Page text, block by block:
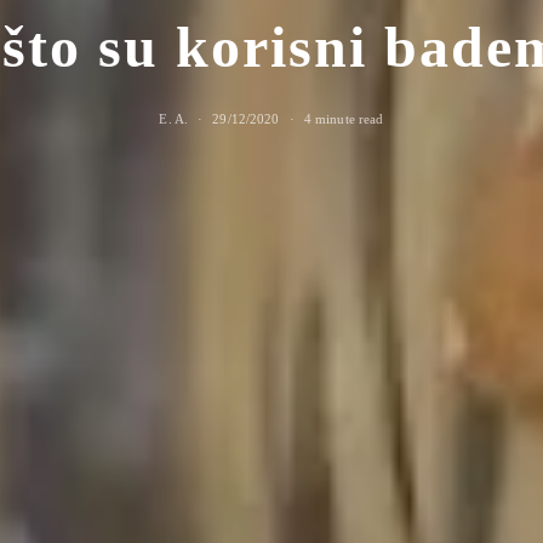
su korisni
E. A. 29/12/2020 4 minute read